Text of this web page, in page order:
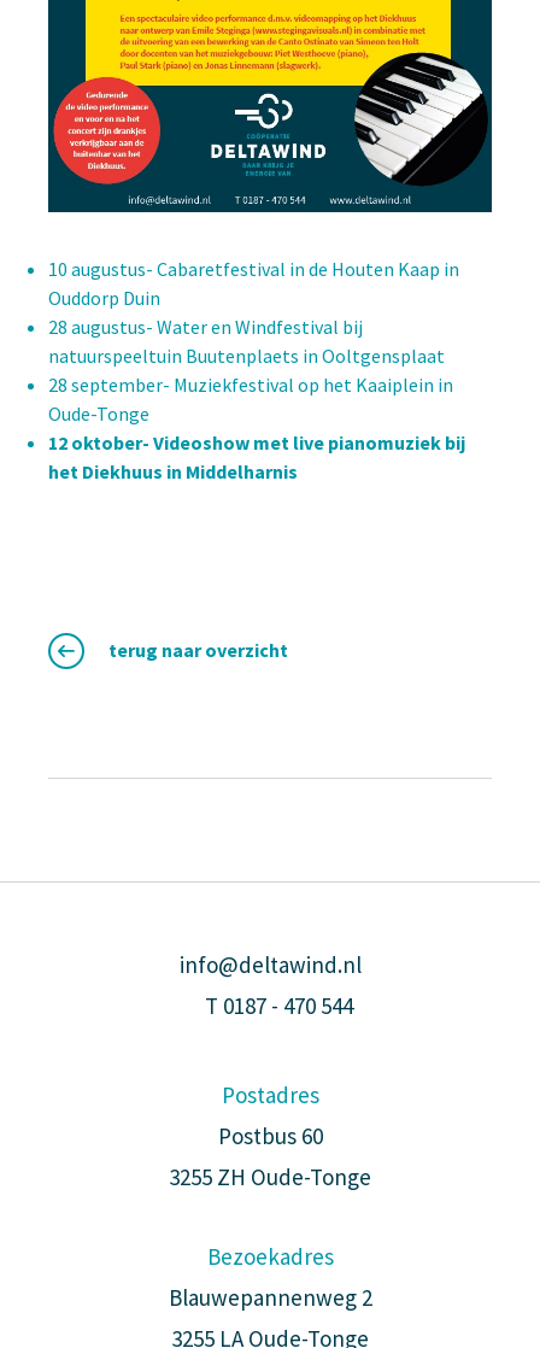
10 augustus- Cabaretfestival in de Houten Kaap in
Ouddorp Duin
28 augustus- Water en Windfestival bij
natuurspeeltuin Buutenplaets in Ooltgensplaat
28 september- Muziekfestival op het Kaaiplein in
Oude-Tonge
12 oktober- Videoshow met live pianomuziek bij
het Diekhuus in Middelharnis
terug naar overzicht
info@deltawind.nl
T 0187 - 470 544
Postadres
Postbus 60
3255 ZH Oude-Tonge
Bezoekadres
Blauwepannenweg 2
3255 LA Oude-Tonge